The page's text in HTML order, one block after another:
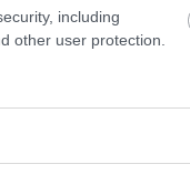
including
other user protection.
timp devin pași